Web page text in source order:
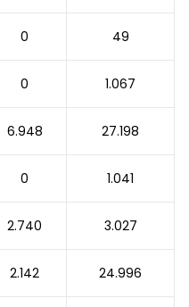
0 49
0 1.067
6.948 27.198
0 1.041
2.740 3.027
2.142 24.996